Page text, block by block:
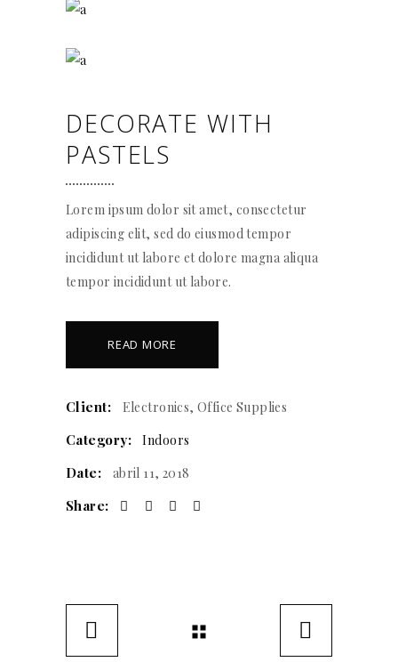
DECORATE WITH
PASTELS
Lorem ipsum dolor sit amet, consectetur
adipiscing elit, sed do eiusmod tempor
incididunt ut labore et dolore magna aliqua
tempor incididunt ut labore.
READ MORE
Client: Electronics, Office Supplies
Category: Indoors
Date: abril 11, 2018
Share: